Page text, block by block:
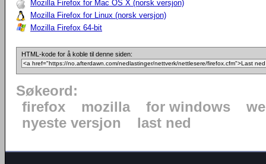
Mozilla Firefox for Mac OS X (norsk versjon)
Mozilla Firefox for Linux (norsk versjon)
Mozilla Firefox 64-bit
HTML-kode for å koble til denne siden:
Søkeord:
firefox
mozilla for windows
nyeste versjon
last ned